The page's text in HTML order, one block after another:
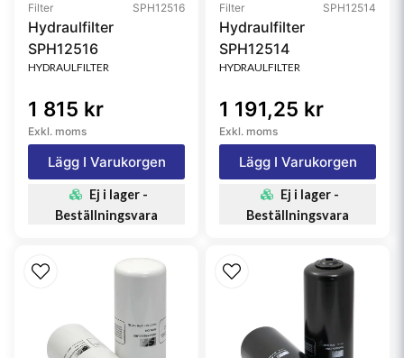
Filter SPH12516
Hydraulfilter
SPH12516
HYDRAULFILTER
1 815 kr
Exkl. moms
Lägg I Varukorgen
Ej i lager -
Beställningsvara
Filter SPH12514
Hydraulfilter
SPH12514
HYDRAULFILTER
1 191,25 kr
Exkl. moms
Lägg I Varukorgen
Ej i lager -
Beställningsvara